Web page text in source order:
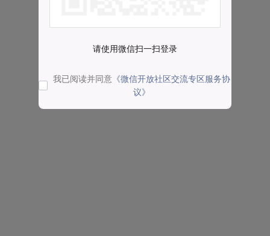
请使用微信扫一扫登录
我已阅读并同意 《微信开放社区交流专区服务协
议》